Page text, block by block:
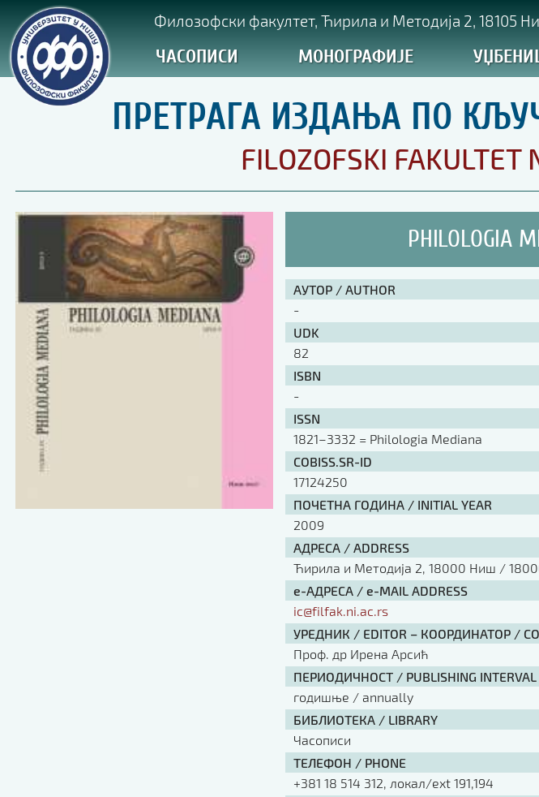
Филозофски факултет, Ћирила и Методија 2, 18105
ЧАСОПИСИ МОНОГРАФИЈЕ
ПРЕТРАГА ИЗДАЊА ПО
FILOZOFSKI FAKULTET
PHILOLOGIA
АУТОР / AUTHOR
-
UDK
82
ISBN
-
ISSN
1821–3332 = Philologia Mediana
COBISS.SR-ID
17124250
ПОЧЕТНА ГОДИНА / INITIAL YEAR
2009
АДРЕСА / ADDRESS
Ћирила и Методија 2, 18000 Ниш /
е-АДРЕСА / e-MAIL ADDRESS
ic@filfak.ni.ac.rs
УРЕДНИК / EDITOR – КООРДИНАТОР /
Проф. др Ирена Арсић
ПЕРИОДИЧНОСТ / PUBLISHING INTERVAL
годишње / annually
БИБЛИОТЕКА / LIBRARY
Часописи
ТЕЛЕФОН / PHONE
+381 18 514 312, локал/ext 191,194